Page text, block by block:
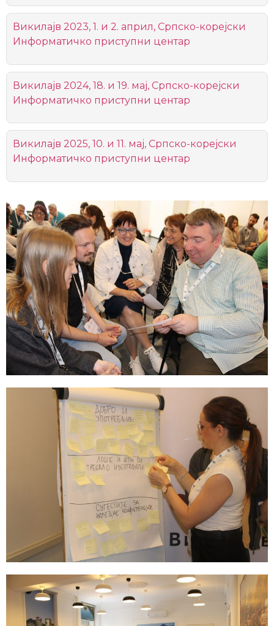
Викилајв 2023, 1. и 2. април, Српско-корејски
Информатичко приступни центар
Викилајв 2024, 18. и 19. мај, Српско-корејски
Информатичко приступни центар
Викилајв 2025, 10. и 11. мај, Српско-корејски
Информатичко приступни центар